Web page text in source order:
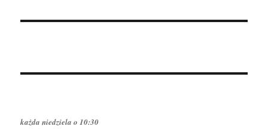
wpisach
STR
każda niedziela o 10:30